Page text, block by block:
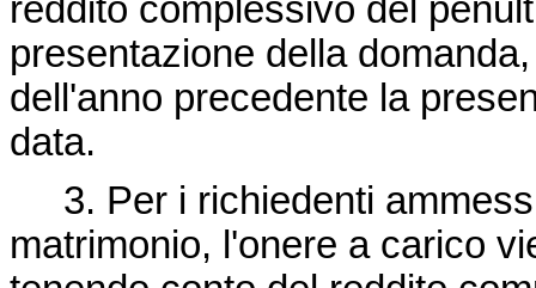
reddito complessivo del
presentazione della
dell'anno precedente la
data.
3. Per i richiedenti
matrimonio, l'onere a carico